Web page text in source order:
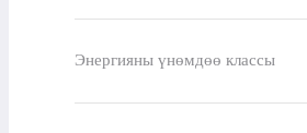
Энергияны үнөмдөө классы